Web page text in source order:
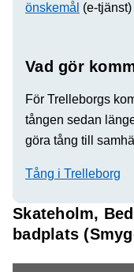
önskemål (e-tjänst)
Vad gör
För Trelleborgs
tången sedan
göra tång till
Tång i Trelleborg
Skateholm,
badplats